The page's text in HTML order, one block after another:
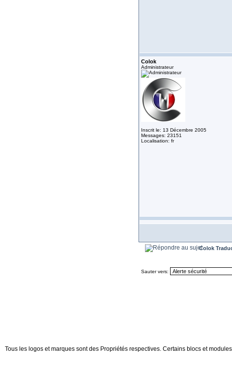
Colok
Administrateur
Inscrit le: 13 Décembre 2005
Messages: 23151
Localisation: fr
Colok
Sauter vers:
Tous les logos et marques sont des Propriétés respectives. Certains blocs et